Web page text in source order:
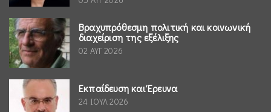
Βραχυπρόθεσμη πολιτική και κοινωνική
διαχείριση της εξέλιξης
02 ΑΥΓ 2026
Εκπαίδευση και Έρευνα
24 ΙΟΥΛ 2026